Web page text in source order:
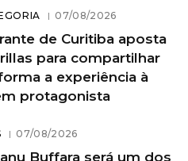
07/08/2026
de Curitiba aposta
para compartilhar
a experiência à
protagonista
07/08/2026
Buffara será um dos